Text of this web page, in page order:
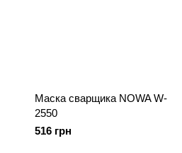
Маска сварщика NOWA W-
2550
516 грн